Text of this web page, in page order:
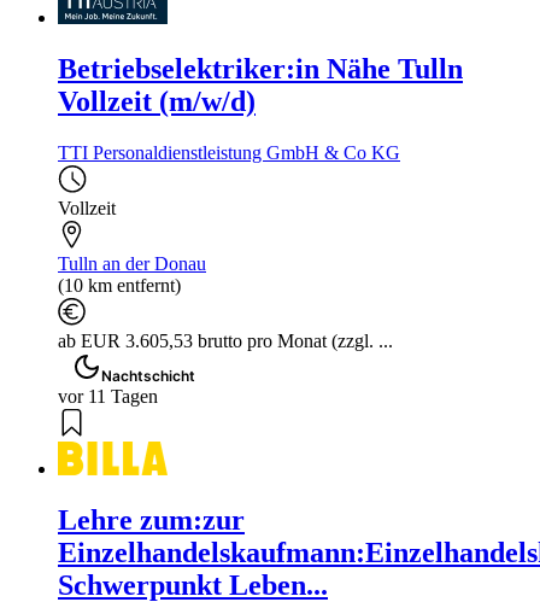
Betriebselektriker:in Nähe Tulln
Vollzeit (m/w/d)
TTI Personaldienstleistung GmbH & Co KG
Vollzeit
Tulln an der Donau
(10 km entfernt)
ab EUR 3.605,53 brutto pro Monat (zzgl. ...
Nachtschicht
vor 11 Tagen
Lehre zum:zur
Schwerpunkt Leben...